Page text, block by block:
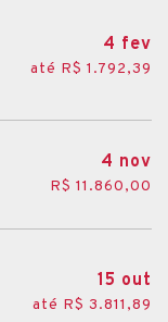
4 fev
até R$ 1.792,39
4 nov
R$ 11.860,00
15 out
até R$ 3.811,89